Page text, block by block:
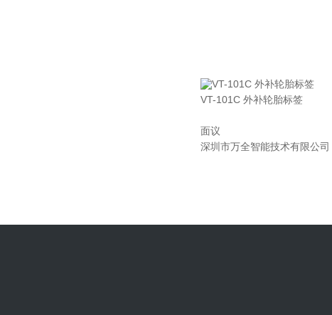
VT-101C 外补轮胎标签
面议
深圳市万全智能技术有限公司